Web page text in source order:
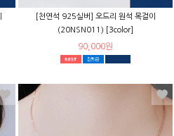
[천연석 925실버] 오드리 원석 목걸이
(20NSN011) [3color]
90,000원